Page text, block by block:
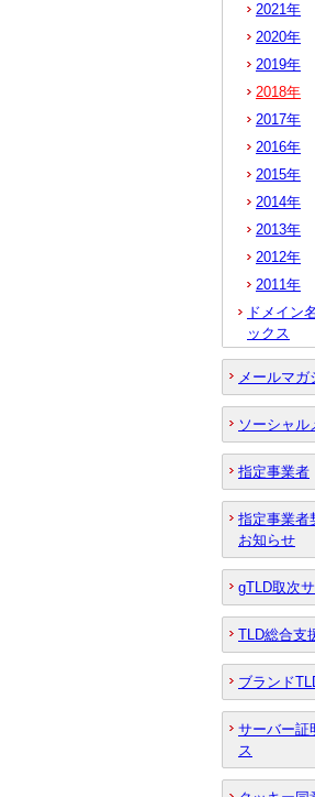
2021年
2020年
2019年
2018年
2017年
2016年
2015年
2014年
2013年
2012年
2011年
ドメイン
ックス
メールマガ
ソーシャル
指定事業者
指定事業者
お知らせ
gTLD取次
TLD総合支
ブランド
サーバー証
ス